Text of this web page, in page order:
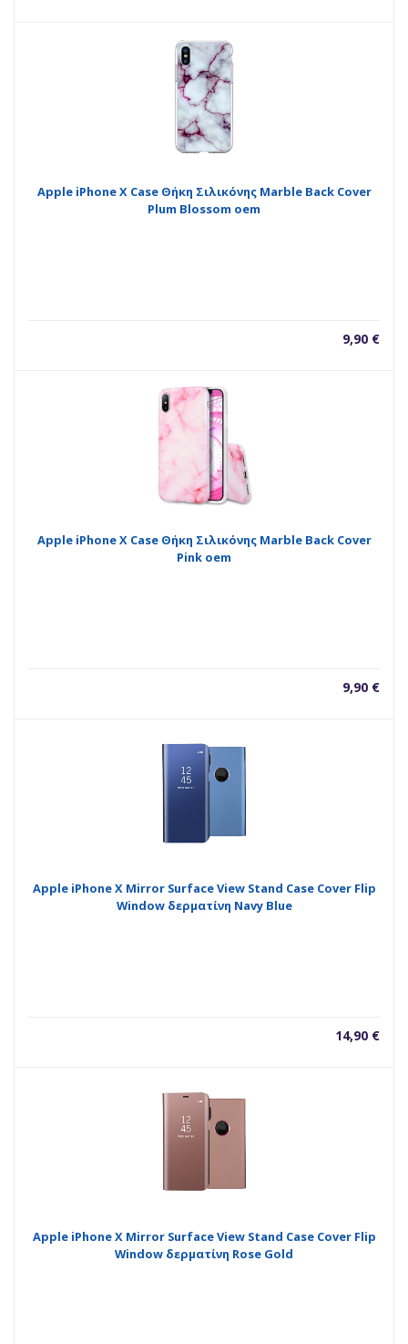
Apple iPhone X Case Θήκη Σιλικόνης Marble Back Cover
Plum Blossom oem
9,90 €
Apple iPhone X Case Θήκη Σιλικόνης Marble Back Cover
Pink oem
9,90 €
Apple iPhone X Mirror Surface View Stand Case Cover Flip
Window δερματίνη Navy Blue
14,90 €
Apple iPhone X Mirror Surface View Stand Case Cover Flip
Window δερματίνη Rose Gold